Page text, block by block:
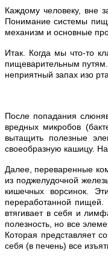
Каждому человеку, вне
Понимание системы
механизм и основные
Итак. Когда мы что-то
пищеварительным
неприятный запах изо
После попадания
вредных микробов
вытащить полезные
своеобразную кашицу.
Далее, переваренные
из поджелудочной
кишечных ворсинок.
переработанной пищей.
втягивает в себя и
полезность, но все
Которая представляет
себя (в печень) все